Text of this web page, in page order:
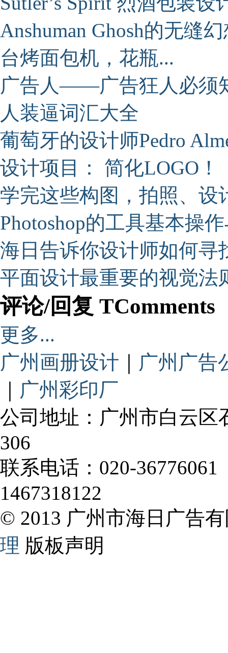
Anshuman Ghosh的无缝
台烤面包机，花瓶...
广告人——广告狂人必须
人装逼词汇大全
葡萄牙的设计师Pedro
设计项目： 简化LOGO！
学完这些构图，拍照、设
Photoshop的工具基本操
海日告诉你设计师如何寻
平面设计最重要的视觉法
评论/回复 TComments
更多...
广州画册设计
广州广告
广州彩印厂
公司地址：广州市白云区
306
联系电话：020-
1467318122
© 2013 广州市海日广告
理 版板声明